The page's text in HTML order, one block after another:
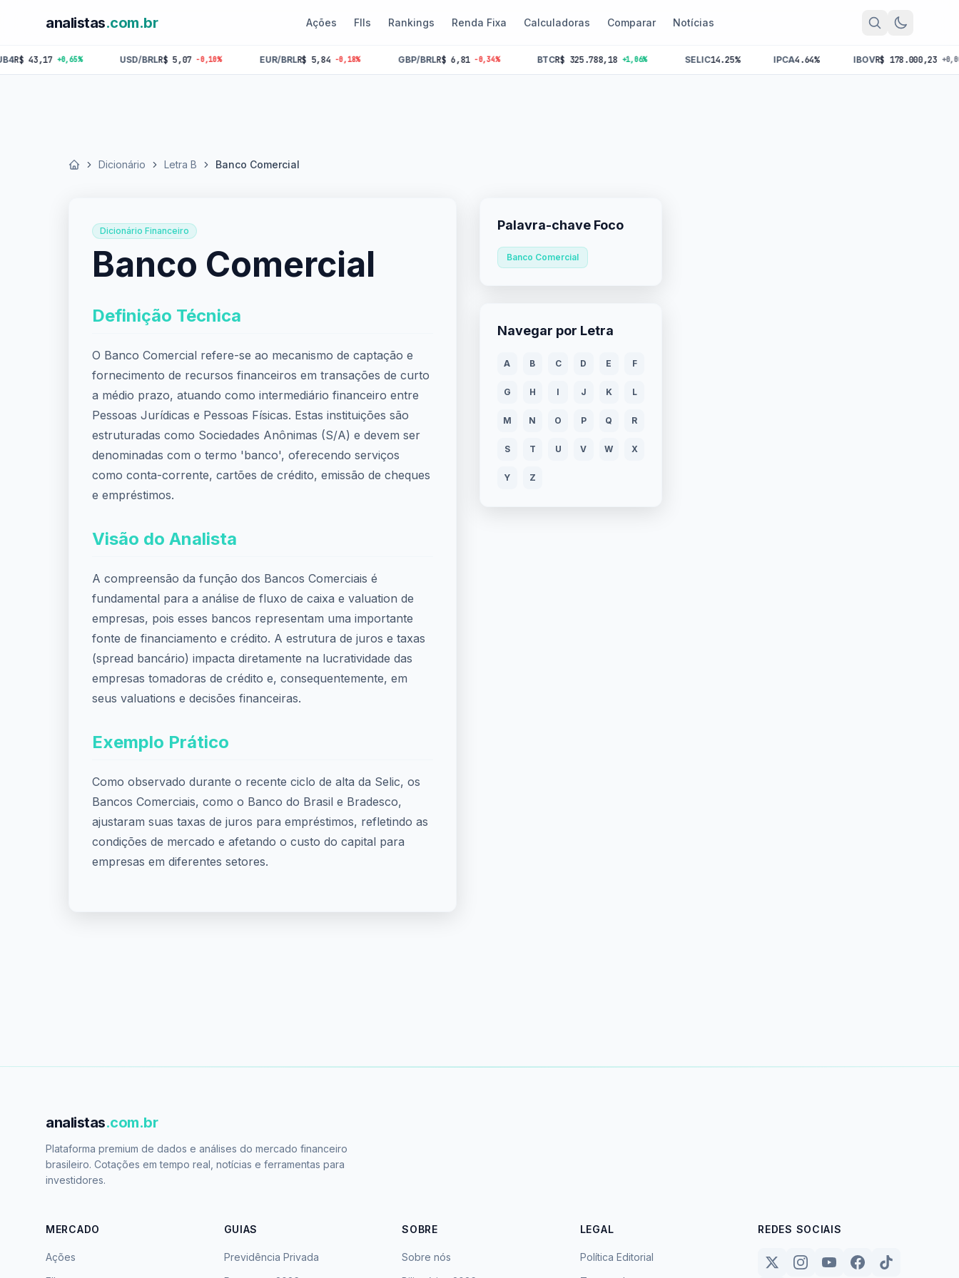
analistas.com.br Ações FIIs Rankings Renda Fixa Calculadoras Comparar Notícias
+0,65% USD/BRLR$ 5,07 -0,10% EUR/BRLR$ 5,84 -0,18% GBP/BRLR$ 6,81 -0,34% R$ 325.788,18 +1,06% 14.25% IPCA 4.64% IBOV R$ 178.000,23 +0,00%
Início Dicionário Letra B Banco Comercial
Dicionário Financeiro
Banco Comercial
Definição Técnica
O Banco Comercial refere-se ao mecanismo de captação e
fornecimento de recursos financeiros em transações de curto
a médio prazo, atuando como intermediário financeiro entre
Pessoas Jurídicas e Pessoas Físicas. Estas instituições são
estruturadas como Sociedades Anônimas (S/A) e devem ser
denominadas com o termo 'banco', oferecendo serviços
como conta-corrente, cartões de crédito, emissão de cheques
e empréstimos.
Visão do Analista
A compreensão da função dos Bancos Comerciais é
fundamental para a análise de fluxo de caixa e valuation de
empresas, pois esses bancos representam uma importante
fonte de financiamento e crédito. A estrutura de juros e taxas
(spread bancário) impacta diretamente na lucratividade das
empresas tomadoras de crédito e, consequentemente, em
seus valuations e decisões financeiras.
Exemplo Prático
Como observado durante o recente ciclo de alta da Selic, os
Bancos Comerciais, como o Banco do Brasil e Bradesco,
ajustaram suas taxas de juros para empréstimos, refletindo as
condições de mercado e afetando o custo do capital para
empresas em diferentes setores.
Palavra-chave Foco
Banco Comercial
Navegar por Letra
A B C D E F
G H I J K L
M N O P Q R
S T U V W X
Y Z
analistas.com.br
Plataforma premium de dados e análises do mercado financeiro
brasileiro. Cotações em tempo real, notícias e ferramentas para
investidores.
MERCADO
Ações
GUIAS
Previdência Privada
SOBRE
Sobre nós
LEGAL
Política Editorial
REDES SOCIAIS